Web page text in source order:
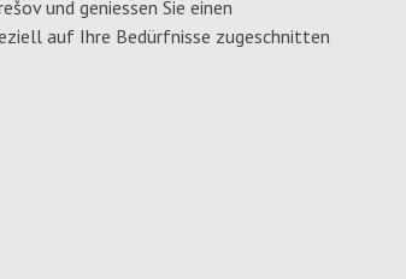
und geniessen Sie einen
auf Ihre Bedürfnisse zugeschnitten